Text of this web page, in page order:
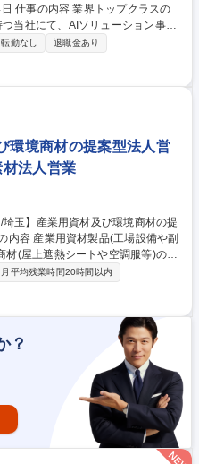
スの
当社にて、AIソリューション事業
企画から検証実行,納品,ソリューシ
ェクト計画策
期待値調整 ■リスク特定・課題解
ン企画・社内標準化■技術的側面
析 【仕事の魅力】安定基盤を持つ
す。AIやデータ活用など最先端領
を育てる裁量とやりがいがありま
転勤なし
退職金あり
環境商材の提案型法人営
法人営業
材(屋上遮熱シートや空調服等)の提
工事立ち合い(休日出勤の場合は
ており、更に昨年からは、「働く
販売に注力した営業活動を推進し
工場がメインとなります。 【商
却装置、空調服、LEDや製造ライ
玉】産業
/上場企業グループ
月平均残業時間20時間以内
？